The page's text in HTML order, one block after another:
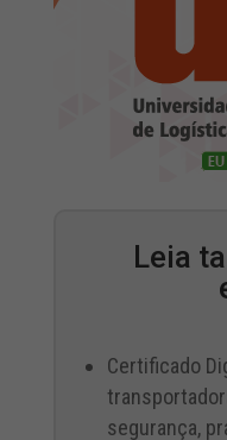
Leia
Certificado
segurança,